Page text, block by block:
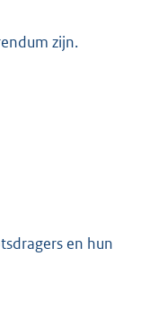
zijn.
en hun